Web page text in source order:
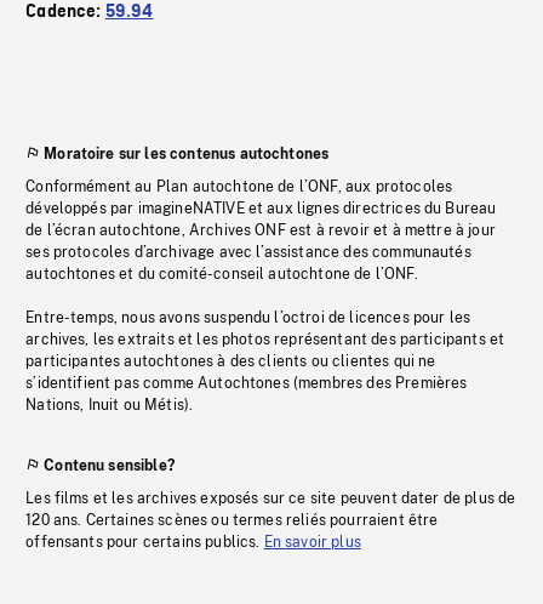
Cadence: 59.94
Moratoire sur les contenus autochtones
Conformément au Plan autochtone de l’ONF, aux protocoles
développés par imagineNATIVE et aux lignes directrices du Bureau
de l’écran autochtone, Archives ONF est à revoir et à mettre à jour
ses protocoles d’archivage avec l’assistance des communautés
autochtones et du comité-conseil autochtone de l’ONF.
Entre-temps, nous avons suspendu l’octroi de licences pour les
archives, les extraits et les photos représentant des participants et
participantes autochtones à des clients ou clientes qui ne
s’identifient pas comme Autochtones (membres des Premières
Nations, Inuit ou Métis).
Contenu sensible?
Les films et les archives exposés sur ce site peuvent dater de plus de
120 ans. Certaines scènes ou termes reliés pourraient être
offensants pour certains publics. En savoir plus